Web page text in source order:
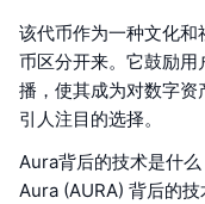
该代币作为一种文化
币区分开来。它鼓励
播，使其成为对数字
引人注目的选择。
Aura背后的技术是什么
Aura (AURA) 背后的